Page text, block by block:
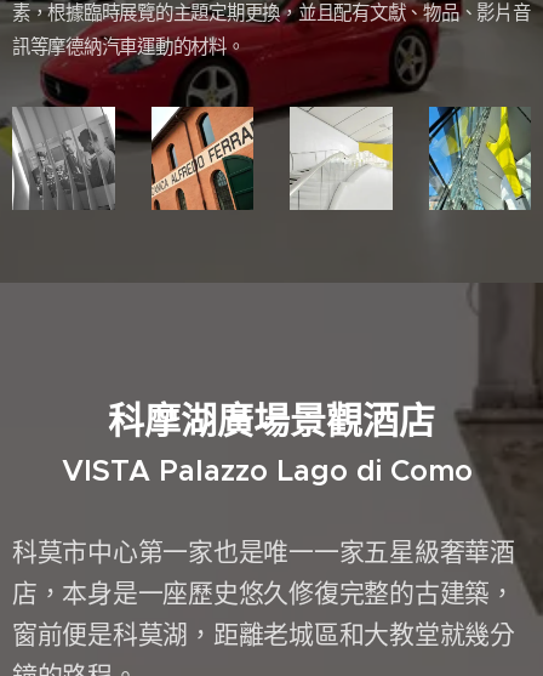
素，根據臨時展覽的主題定期更換，並且配有文獻、物品、影片音
訊等摩德納汽車運動的材料。
科摩湖廣場景觀酒店
VISTA Palazzo Lago di Como
科莫市中心第一家也是唯一一家五星級奢華酒
店，本身是一座歷史悠久修復完整的古建築，
窗前便是科莫湖，距離老城區和大教堂就幾分